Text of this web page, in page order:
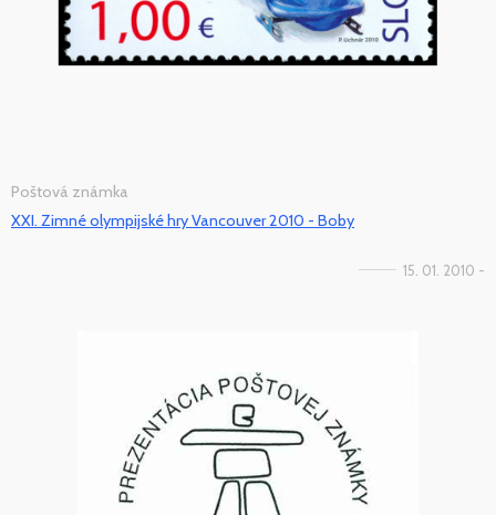
Poštová známka
XXI. Zimné olympijské hry Vancouver 2010 - Boby
15. 01. 2010 -